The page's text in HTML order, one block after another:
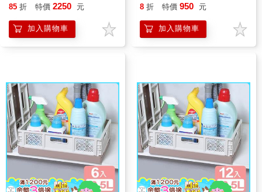
85 折 特價 2250 元
加入購物車
8 折 特價 950 元
加入購物車